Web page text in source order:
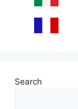
Search